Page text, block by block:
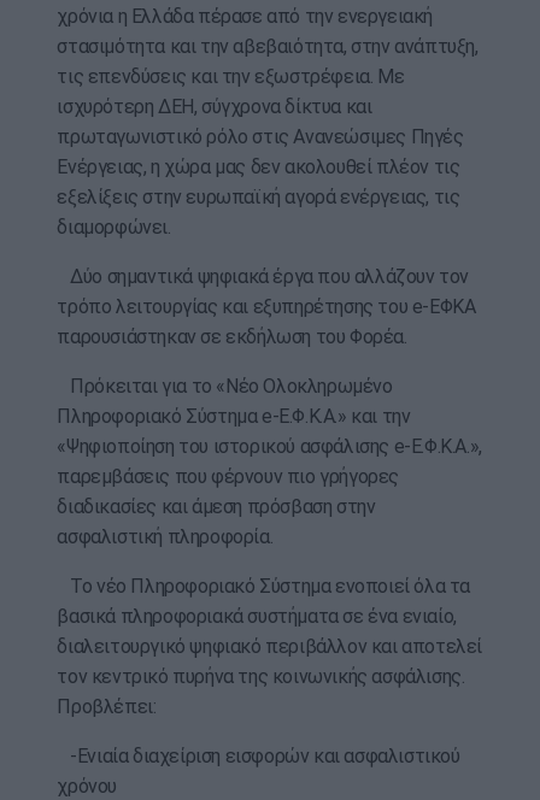
χρόνια η Ελλάδα πέρασε από την ενεργειακή
στασιμότητα και την αβεβαιότητα, στην ανάπτυξη,
τις επενδύσεις και την εξωστρέφεια. Με
ισχυρότερη ΔΕΗ, σύγχρονα δίκτυα και
πρωταγωνιστικό ρόλο στις Ανανεώσιμες Πηγές
Ενέργειας, η χώρα μας δεν ακολουθεί πλέον τις
εξελίξεις στην ευρωπαϊκή αγορά ενέργειας, τις
διαμορφώνει.
Δύο σημαντικά ψηφιακά έργα που αλλάζουν τον
τρόπο λειτουργίας και εξυπηρέτησης του e-ΕΦΚΑ
παρουσιάστηκαν σε εκδήλωση του Φορέα.
Πρόκειται για το «Νέο Ολοκληρωμένο
Πληροφοριακό Σύστημα e-Ε.Φ.Κ.Α.» και την
«Ψηφιοποίηση του ιστορικού ασφάλισης e-E.Φ.K.A.»,
παρεμβάσεις που φέρνουν πιο γρήγορες
διαδικασίες και άμεση πρόσβαση στην
ασφαλιστική πληροφορία.
Το νέο Πληροφοριακό Σύστημα ενοποιεί όλα τα
βασικά πληροφοριακά συστήματα σε ένα ενιαίο,
διαλειτουργικό ψηφιακό περιβάλλον και αποτελεί
τον κεντρικό πυρήνα της κοινωνικής ασφάλισης.
Προβλέπει:
-Ενιαία διαχείριση εισφορών και ασφαλιστικού
χρόνου